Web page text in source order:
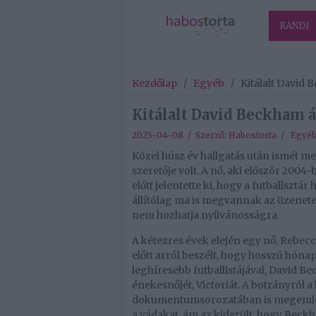
RANDI
Kezdőlap / Egyéb / Kitálalt David
Kitálalt David Beckham
2025-04-08 / Szerző: Habostorta / Egyéb
Közel húsz év hallgatás után ismét
szeretője volt. A nő, aki először
előtt jelentette ki, hogy a futballsztár
állítólag ma is megvannak az
nem hozhatja nyilvánosságra.
A kétezres évek elején egy nő,
előtt arról beszélt, hogy hosszú
leghíresebb futballistájával, David
énekesnőjét, Victoriát. A botrányról
dokumentumsorozatában is